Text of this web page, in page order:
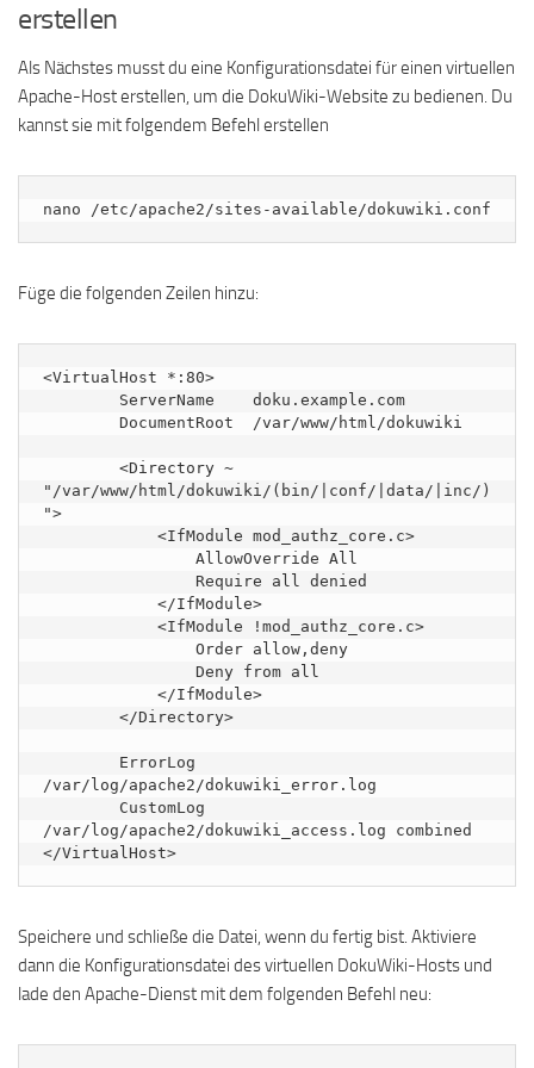
erstellen
Als Nächstes musst du eine Konfigurationsdatei für einen virtuellen
Apache-Host erstellen, um die DokuWiki-Website zu bedienen. Du
kannst sie mit folgendem Befehl erstellen
nano /etc/apache2/sites-available/dokuwiki.conf
Füge die folgenden Zeilen hinzu:
<VirtualHost *:80>
"/var/www/html/dokuwiki/(bin/|conf/|data/|inc/)
">
/var/log/apache2/dokuwiki_error.log
/var/log/apache2/dokuwiki_access.log combined
Speichere und schließe die Datei, wenn du fertig bist. Aktiviere
dann die Konfigurationsdatei des virtuellen DokuWiki-Hosts und
lade den Apache-Dienst mit dem folgenden Befehl neu: